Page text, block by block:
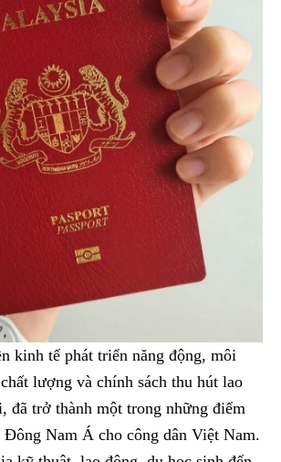
kinh tế phát triển năng động, môi
lượng và chính sách thu hút lao
đã trở thành một trong những điểm
Đông Nam Á cho công dân Việt Nam.